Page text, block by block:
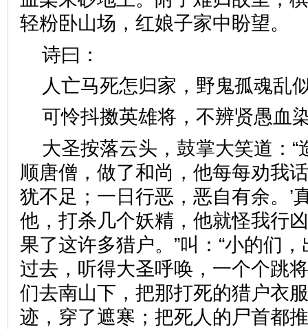
轻粉卧山场，红娘子家中盼
诗曰：
人亡马死怎归家，野鬼孤
可怜抖擞英雄将，不辨贤
大圣按落云头，鼓掌大笑道：
顺唐僧，做了和尚，他每每劝我
犹不足；一日行恶，恶自有余。’
他，打杀几个妖精，他就怪我行
果了这许多猎户。”叫：“小的们
过去，听得大圣呼唤，一个个跳
们去南山下，把那打死的猎户衣
迹，穿了遮寒；把死人的尸首都